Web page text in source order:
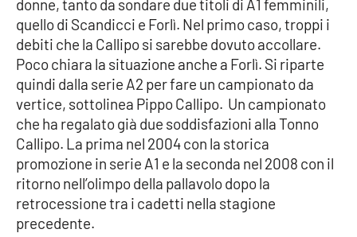
Politica
Sanità
Società
Sport
RUBRICHE
Good Morning Vietnam
donne, tanto da sondare due titoli di A1 femminili,
quello di Scandicci e Forlì. Nel primo caso, troppi i
debiti che la Callipo si sarebbe dovuto accollare.
Poco chiara la situazione anche a Forlì. Si riparte
quindi dalla serie A2 per fare un campionato da
vertice, sottolinea Pippo Callipo. Un campionato
che ha regalato già due soddisfazioni alla Tonno
Callipo. La prima nel 2004 con la storica
promozione in serie A1 e la seconda nel 2008 con il
ritorno nell’olimpo della pallavolo dopo la
retrocessione tra i cadetti nella stagione
precedente.